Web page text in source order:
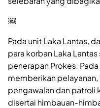
￼
Pada unit Laka Lantas,
para korban Laka
penerapan Prokes.
memberikan
pengawalan dan patroli
disertai himbauan-